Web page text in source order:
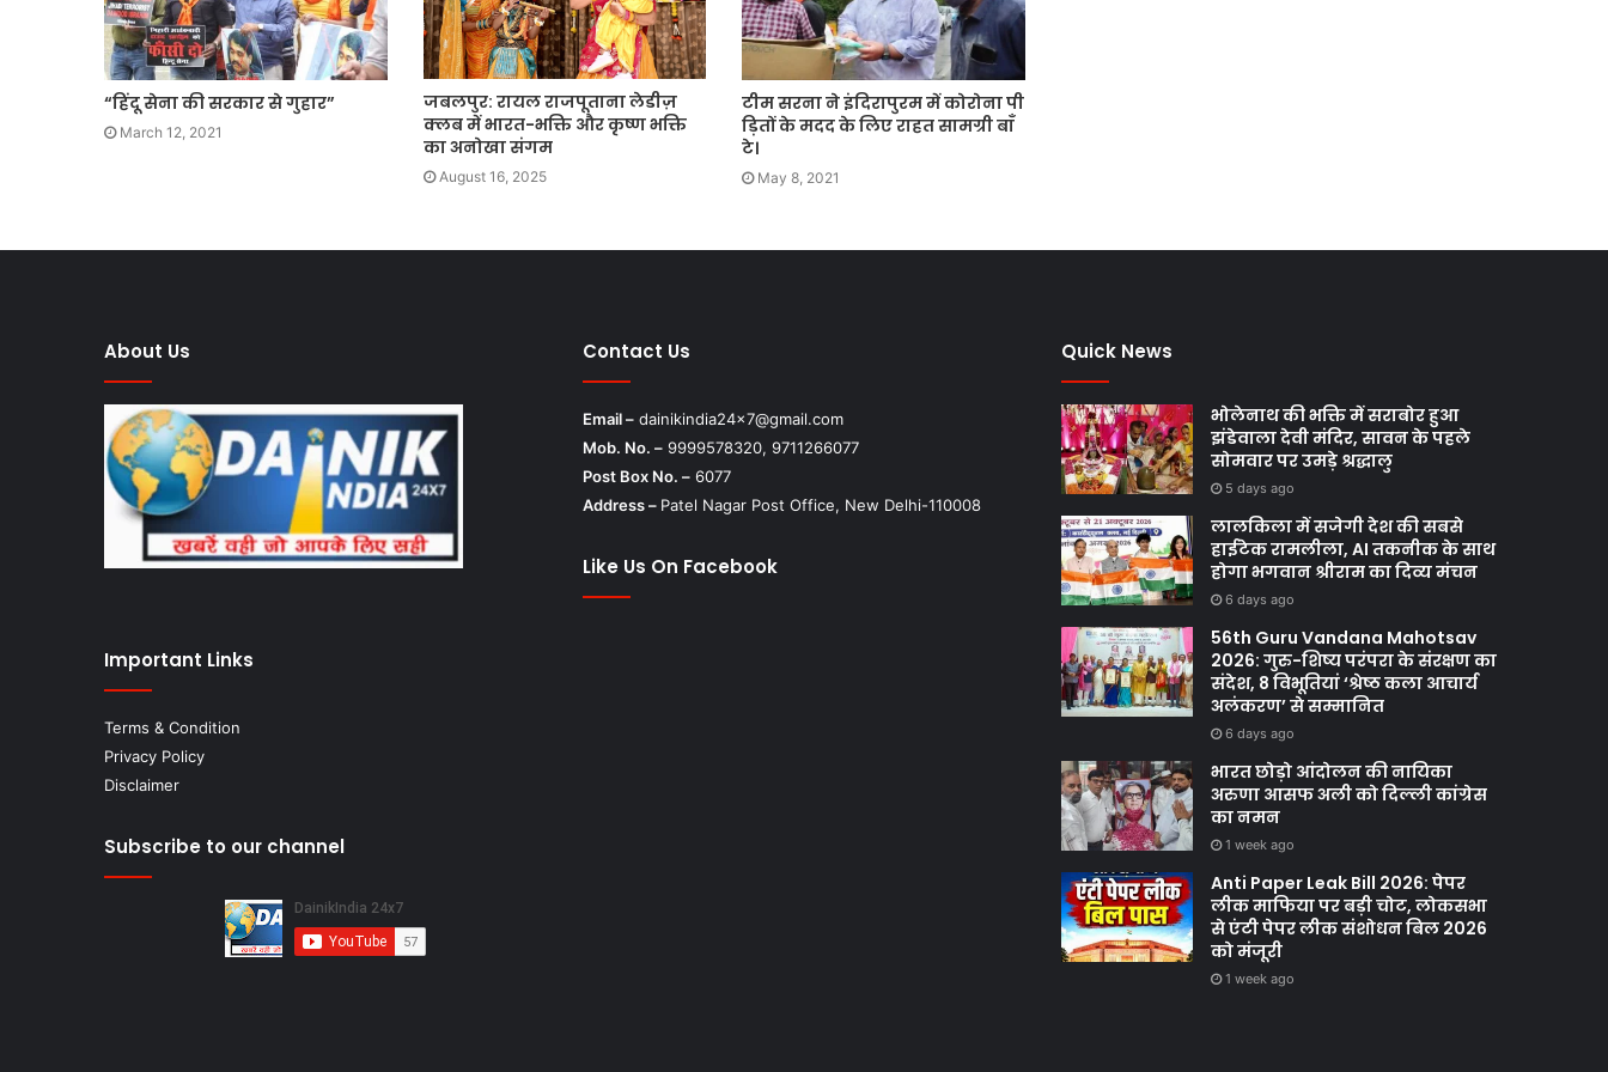
“हिंदू सेना की सरकार से गुहार”
March 12, 2021
जबलपुर: रायल राजपूताना लेडीज़
क्लब में भारत-भक्ति और कृष्ण भक्ति
का अनोखा संगम
August 16, 2025
टीम सरना ने इंदिरापुरम में कोरोना पी
ड़ितों के मदद के लिए राहत सामग्री बाँ
टे।
May 8, 2021
About Us
Important Links
Terms & Condition
Privacy Policy
Disclaimer
Subscribe to our channel
Contact Us
Email – dainikindia24x7@gmail.com
Mob. No. –9999578320, 9711266077
Post Box No. –6077
Address – Patel Nagar Post Office, New Delhi-110008
Like Us On Facebook
Quick News
भोलेनाथ की भक्ति में सराबोर हुआ
झंडेवाला देवी मंदिर, सावन के पहले
सोमवार पर उमड़े श्रद्धालु
5 days ago
लालकिला में सजेगी देश की सबसे
हाईटेक रामलीला, AI तकनीक के साथ
होगा भगवान श्रीराम का दिव्य मंचन
6 days ago
56th Guru Vandana Mahotsav
2026: गुरु-शिष्य परंपरा के संरक्षण का
संदेश, 8 विभूतियां ‘श्रेष्ठ कला आचार्य
अलंकरण’ से सम्मानित
6 days ago
भारत छोड़ो आंदोलन की नायिका
अरुणा आसफ अली को दिल्ली कांग्रेस
का नमन
1 week ago
Anti Paper Leak Bill 2026: पेपर
लीक माफिया पर बड़ी चोट, लोकसभा
से एंटी पेपर लीक संशोधन बिल 2026
को मंजूरी
1 week ago